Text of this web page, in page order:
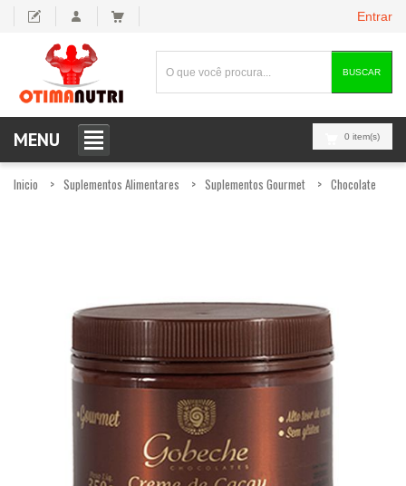
Entrar
BUSCAR
0 item(s)
MENU
Inicio Suplementos Alimentares Suplementos Gourmet Chocolate